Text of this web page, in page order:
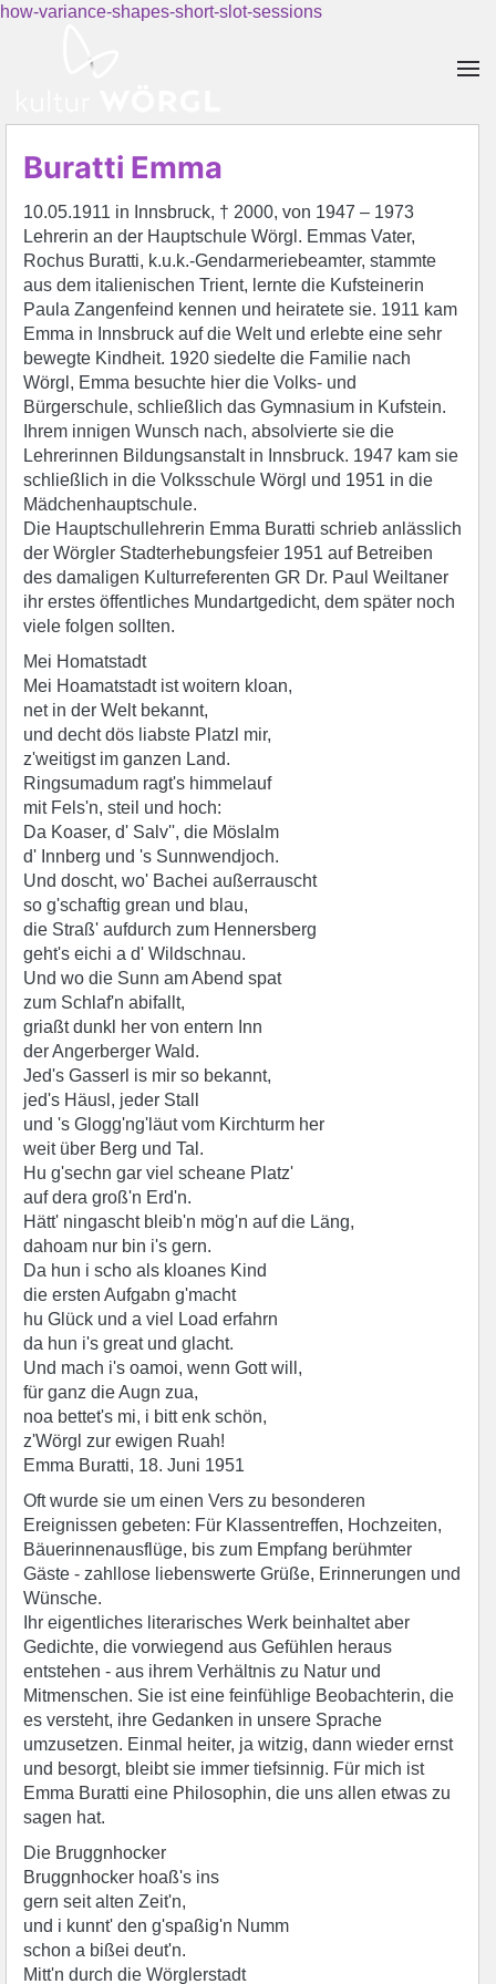
how-variance-shapes-short-slot-sessions
Buratti Emma
10.05.1911 in Innsbruck, † 2000, von 1947 – 1973
Lehrerin an der Hauptschule Wörgl. Emmas Vater,
Rochus Buratti, k.u.k.-Gendarmeriebeamter, stammte
aus dem italienischen Trient, lernte die Kufsteinerin
Paula Zangenfeind kennen und heiratete sie. 1911 kam
Emma in Innsbruck auf die Welt und erlebte eine sehr
bewegte Kindheit. 1920 siedelte die Familie nach
Wörgl, Emma besuchte hier die Volks- und
Bürgerschule, schließlich das Gymnasium in Kufstein.
Ihrem innigen Wunsch nach, absolvierte sie die
Lehrerinnen Bildungsanstalt in Innsbruck. 1947 kam sie
schließlich in die Volksschule Wörgl und 1951 in die
Mädchenhauptschule.
Die Hauptschullehrerin Emma Buratti schrieb anlässlich
der Wörgler Stadterhebungsfeier 1951 auf Betreiben
des damaligen Kulturreferenten GR Dr. Paul Weiltaner
ihr erstes öffentliches Mundartgedicht, dem später noch
viele folgen sollten.
Mei Homatstadt
Mei Hoamatstadt ist woitern kloan,
net in der Welt bekannt,
und decht dös liabste Platzl mir,
z'weitigst im ganzen Land.
Ringsumadum ragt's himmelauf
mit Fels'n, steil und hoch:
Da Koaser, d' Salv'', die Möslalm
d' Innberg und 's Sunnwendjoch.
Und doscht, wo' Bachei außerrauscht
so g'schaftig grean und blau,
die Straß' aufdurch zum Hennersberg
geht's eichi a d' Wildschnau.
Und wo die Sunn am Abend spat
zum Schlaf'n abifallt,
griaßt dunkl her von entern Inn
der Angerberger Wald.
Jed's Gasserl is mir so bekannt,
jed's Häusl, jeder Stall
und 's Glogg'ng'läut vom Kirchturm her
weit über Berg und Tal.
Hu g'sechn gar viel scheane Platz'
auf dera groß'n Erd'n.
Hätt' ningascht bleib'n mög'n auf die Läng,
dahoam nur bin i's gern.
Da hun i scho als kloanes Kind
die ersten Aufgabn g'macht
hu Glück und a viel Load erfahrn
da hun i's great und glacht.
Und mach i's oamoi, wenn Gott will,
für ganz die Augn zua,
noa bettet's mi, i bitt enk schön,
z'Wörgl zur ewigen Ruah!
Emma Buratti, 18. Juni 1951
Oft wurde sie um einen Vers zu besonderen
Ereignissen gebeten: Für Klassentreffen, Hochzeiten,
Bäuerinnenausflüge, bis zum Empfang berühmter
Gäste - zahllose liebenswerte Grüße, Erinnerungen und
Wünsche.
Ihr eigentliches literarisches Werk beinhaltet aber
Gedichte, die vorwiegend aus Gefühlen heraus
entstehen - aus ihrem Verhältnis zu Natur und
Mitmenschen. Sie ist eine feinfühlige Beobachterin, die
es versteht, ihre Gedanken in unsere Sprache
umzusetzen. Einmal heiter, ja witzig, dann wieder ernst
und besorgt, bleibt sie immer tiefsinnig. Für mich ist
Emma Buratti eine Philosophin, die uns allen etwas zu
sagen hat.
Die Bruggnhocker
Bruggnhocker hoaß's ins
gern seit alten Zeit'n,
und i kunnt' den g'spaßig'n Numm
schon a bißei deut'n.
Mitt'n durch die Wörglerstadt